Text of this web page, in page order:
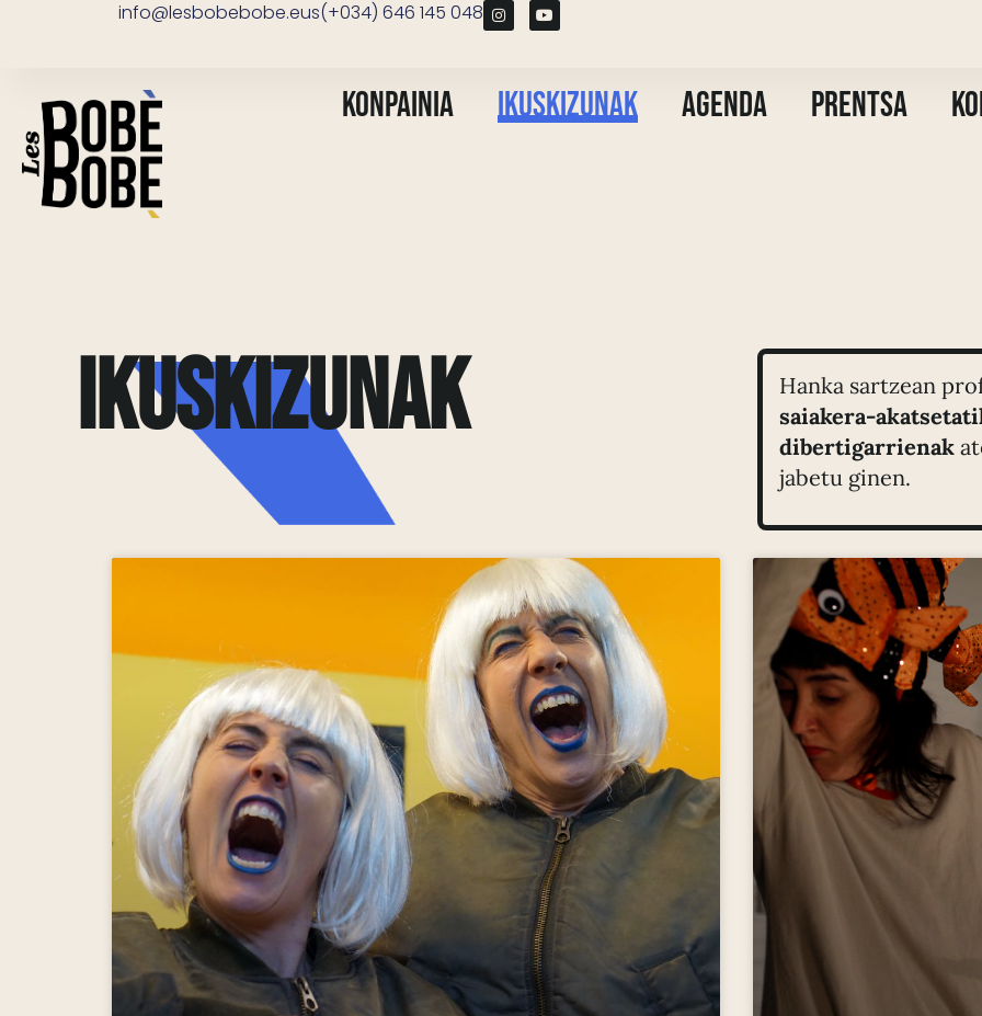
info@lesbobebobe.eus(+034) 646 145 048
Konpainia Ikuskizunak Agenda Prentsa
ikuskizunak
Hanka sartzean
saiakera-
dibertigarrienak
jabetu ginen.